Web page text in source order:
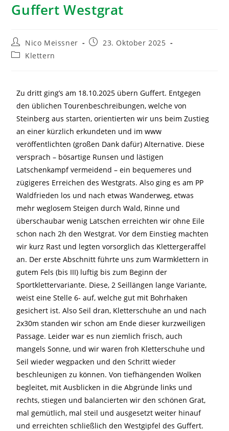
Guffert Westgrat
Nico Meissner
23. Oktober 2025
Klettern
Zu dritt ging’s am 18.10.2025 übern Guffert. Entgegen
den üblichen Tourenbeschreibungen, welche von
Steinberg aus starten, orientierten wir uns beim Zustieg
an einer kürzlich erkundeten und im www
veröffentlichten (großen Dank dafür) Alternative. Diese
versprach – bösartige Runsen und lästigen
Latschenkampf vermeidend – ein bequemeres und
zügigeres Erreichen des Westgrats. Also ging es am PP
Waldfrieden los und nach etwas Wanderweg, etwas
mehr weglosem Steigen durch Wald, Rinne und
überschaubar wenig Latschen erreichten wir ohne Eile
schon nach 2h den Westgrat. Vor dem Einstieg machten
wir kurz Rast und legten vorsorglich das Klettergeraffel
an. Der erste Abschnitt führte uns zum Warmklettern in
gutem Fels (bis III) luftig bis zum Beginn der
Sportklettervariante. Diese, 2 Seillängen lange Variante,
weist eine Stelle 6- auf, welche gut mit Bohrhaken
gesichert ist. Also Seil dran, Kletterschuhe an und nach
2x30m standen wir schon am Ende dieser kurzweiligen
Passage. Leider war es nun ziemlich frisch, auch
mangels Sonne, und wir waren froh Kletterschuhe und
Seil wieder wegpacken und den Schritt wieder
beschleunigen zu können. Von tiefhängenden Wolken
begleitet, mit Ausblicken in die Abgründe links und
rechts, stiegen und balancierten wir den schönen Grat,
mal gemütlich, mal steil und ausgesetzt weiter hinauf
und erreichten schließlich den Westgipfel des Guffert.